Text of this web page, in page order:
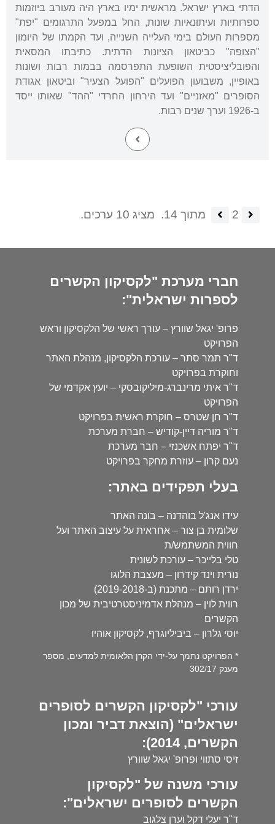
הדתי בארץ ישראל. מראשית ימיו בארץ היה מעורב ביוזמות
ספרותיות ועיתונאיות שונות, החל במפעל התרגומים "יפת"
מספרות העולם בימי העלייה השנייה, ועד הקמתו של היומון
"הצופה" כביטאון הציונות הדתית. כתיבתו המסאית
והפובליציסטית השופעת התפרסמה בבמות רבות ושונות
באופיין, משבועון הפועלים "הפועל הצעיר" וביטאון אגודת
הסופרים "מאזניים" ועד הירחון החרדי "ההד" שאותו ייסד
ב-1926 וערך שנים רבות.
2 מתוך 14. מציג 10 ערכים.
חברי מערכת "לקסיקון הקשרים
לספרות ישראלית":
פרופ' יגאל שוורץ – עורך ראשי של הלקסיקון וראש
הפרויקט
ד"ר תמר סתר – עורכת הלקסיקון, מנהלת האתר
וחוקרת בפרויקט
ד"ר איתי מרינברג-מיליקובסקי – יועץ אקדמי של
הפרויקט
ד"ר חן שטרס – חוקרת ראשית בפרויקט
ד"ר מוריה דיין-קודיש – חברת מערכת
ד"ר יפתח אשכנזי – חבר מערכת
נעם קרון – עוזרת מחקר בפרויקט
בעלי תפקידים באתר:
עידו אנג'ל בוהדנה – בונה האתר
שלומית בן צור – אחראית על עיצוב האתר ועל
חווית המשתמש/ת
טלי בלייכר – עורכת לשונית
נורית וינד קידרון – מעצבת הלוגו
ירדן רותם – מתכנת (ב-2019-2018)
רווית לוין – מנהלת אדמיניסטרטיבית של מכון
הקשרים
יוסי גלרון – ביביליוגרף, לקסיקון אוהיו
* הפרויקט נתמך על-ידי הקרן הלאומית למדעים, מספר
מענק 302/17
עורכי "לקסיקון הקשרים לסופרים
ישראלים" (הוצאת דביר ומכון
הקשרים, 2014):
זיסי סתווי ופרופ' יגאל שוורץ
עורכי משנה של "לקסיקון
הקשרים לסופרים ישראלים":
ד"ר יעלי דקל וערן צלגוב